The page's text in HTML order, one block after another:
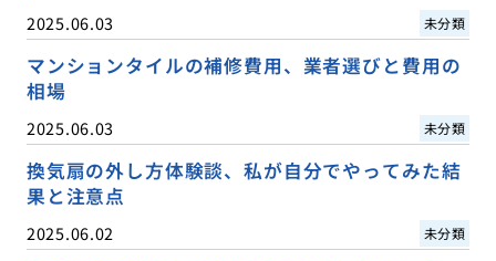
2025.06.03 未分類
マンションタイルの補修費用、業者選びと費用の
相場
2025.06.03 未分類
換気扇の外し方体験談、私が自分でやってみた結
果と注意点
2025.06.02 未分類